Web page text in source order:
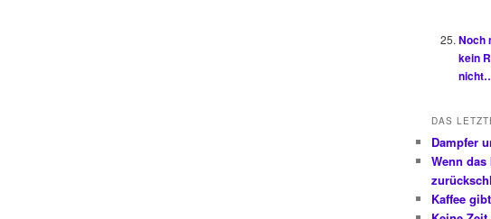
Noch
kein
DAS
Dampfer
Wenn das
Kaffee